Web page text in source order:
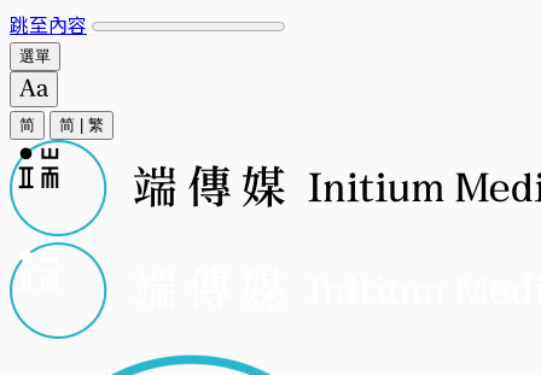
跳至內容
選單
简 简 繁